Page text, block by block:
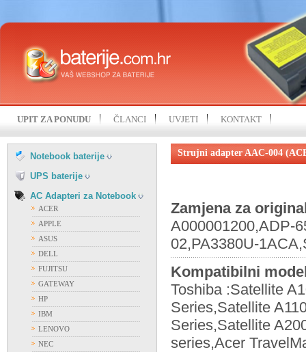
UPIT ZA PONUDU ČLANCI UVJETI KONTAKT
Notebook baterije
LENOVO
MITAC
MSI
SAMSUNG
SONY
TOSHIBA
UNIWILL
UPS baterije
FIRST POWER
OSTALI PROIZVOĐAČI
VISION
AC Adapteri za Notebook
ACER
APPLE
ASUS
DELL
FUJITSU
GATEWAY
HP
IBM
LENOVO
NEC
Strujni adapter AAC-004
Zamjena za
A000001200,ADP-
02,PA3380U-
Kompatibilni
Toshiba :Satellite
Series,Satellite
Series,Satellite
series,Acer